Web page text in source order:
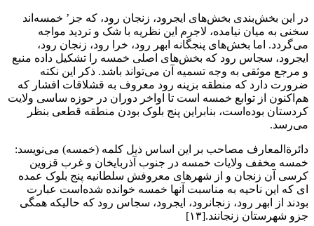
در این بخش‌بندی بخش‌های ایجرود، زنجان رود، که جز’ خمسه‌اند
سخنی به میان نیامده، لاجرم این نظریه با شک و تردید مواجه
می‌گردد. اما بخش‌های پنجگانه ابهر رود، خرا رود، زنجان رود،
ایجرود، سجاس رود که بخش‌های اصلی خمسه را تشکیل داده منبع
و مرجع موثقی به وجه تسمیه آن می‌تواند باشد. ذکر این نکته
ضرورت دارد که منطقه بزینه رود معروف به قشلاقات افشار که
هم‌اکنون از توابع خمسه است تا اواخر دوران در حوزه ساسی ولایت
کردستان بوده‌است، بنابراین پنج بلوک بودن منطقه قطعی بنظر
می‌رسد.
دائرةالمعارف مصاحب بر این اساس ذیل کلمه (خمسه) می‌نویسد:
خمسه مخفف ولایات خمسه در جنوب آذربایخان و غرب قزوین
کرسی آن زنجان و از شهرهای معروفش سلطانیه پنج بلوک عمده
ای که این ناحیه به مناسبت آنها خمسه خوانده شده‌است عبارت
بودند از ابهر رود، زنجانرود، ایجرود، سجاس رود که حالیکه همگی
جزو شهرستان زنجانند.[۱۳]